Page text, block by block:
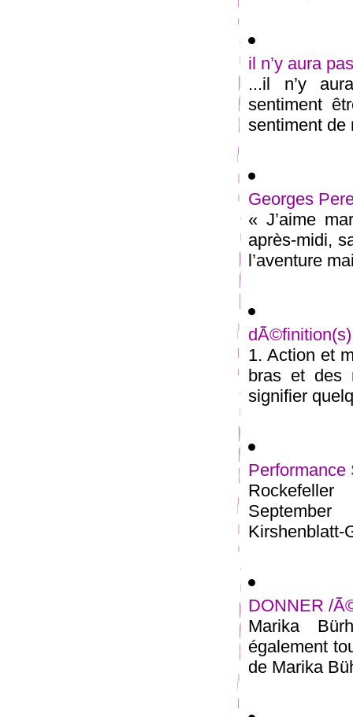
il n’y aura
...il n’y
sentiment
sentiment de
Georges
« J’aime
après-midi,
l’aventure
1. Action et
bras et des
signifier
Performance
Kirshenblatt-
DONNER /
Marika
également
de Marika